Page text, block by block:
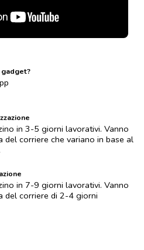
in 3-5 giorni lavorativi. Vanno
del corriere che variano in base al
in 7-9 giorni lavorativi. Vanno
del corriere di 2-4 giorni